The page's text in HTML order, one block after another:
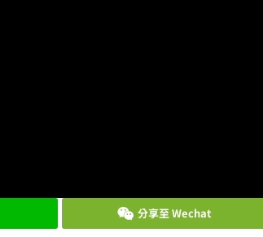
分享至 Wechat